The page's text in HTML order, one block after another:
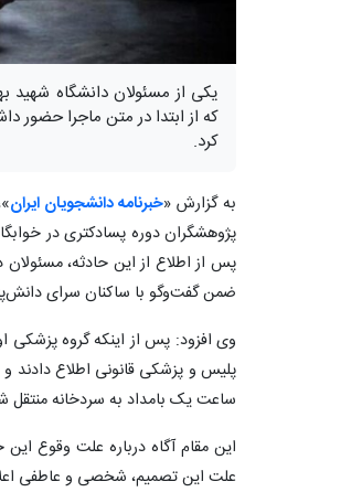
یکی از مسئولان دانشگاه
که از ابتدا در متن ماجرا حضور
کرد.
به گزارش «خبرنامه دانشجویان ایران
پژوهشگران دوره پسادکتری در
پس از اطلاع از این حادثه،
ضمن گفت‌وگو با ساکنان سرای
وی افزود: پس از اینکه گروه پزشکی
پلیس و پزشکی قانونی اطلاع دادند
ساعت یک بامداد به سردخانه منتقل
این مقام آگاه درباره علت وقوع
علت این تصمیم، شخصی و عاطفی